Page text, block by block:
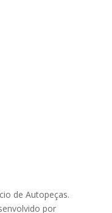
de Autopeças.
por